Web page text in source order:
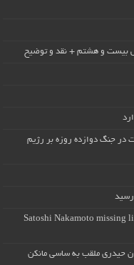
بیست و هشتم + نقد و توضیح
در جنگ دوازده روزه بر رژیم
Satoshi Nakamoto missing
حیدری ملقب به ساسی مانکن